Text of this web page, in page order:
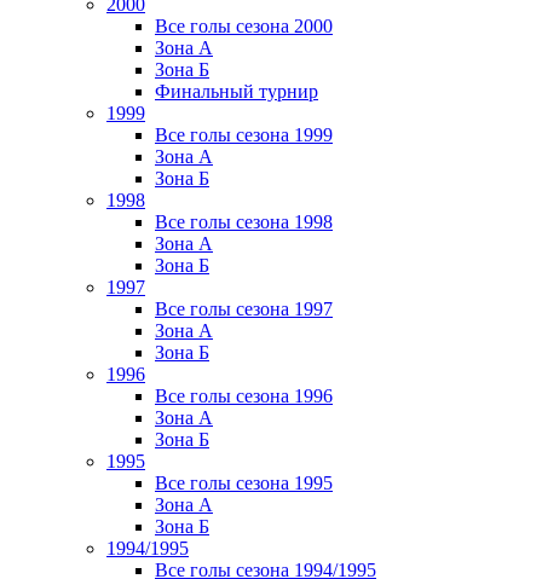
2000
Все голы сезона 2000
Зона А
Зона Б
Финальный турнир
1999
Все голы сезона 1999
Зона А
Зона Б
1998
Все голы сезона 1998
Зона А
Зона Б
1997
Все голы сезона 1997
Зона А
Зона Б
1996
Все голы сезона 1996
Зона А
Зона Б
1995
Все голы сезона 1995
Зона А
Зона Б
1994/1995
Все голы сезона 1994/1995